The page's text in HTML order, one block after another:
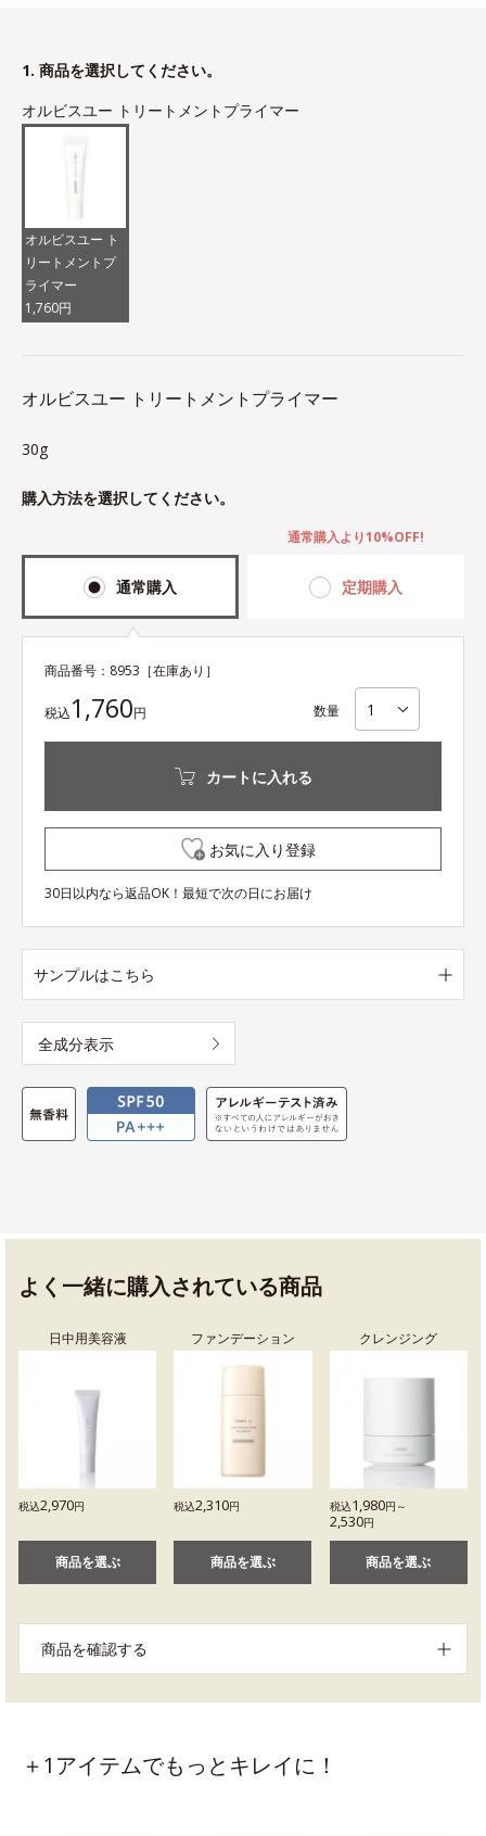
1. 商品を選択してください。
オルビスユー トリートメントプライマー
オルビスユー ト
リートメントプ
ライマー
1,760円
オルビスユー トリートメントプライマー
30g
購入方法を選択してください。
通常購入 定期購入
通常購入より10%OFF!
商品番号： 8953 ［在庫あり］
税込1,760円 数量
カートに入れる
お気に入り登録
30日以内なら返品OK！最短で次の日にお届け
サンプルはこちら
全成分表示
よく一緒に購入されている商品
日中用美容液
税込2,970円
商品を選ぶ
ファンデーション
税込2,310円
商品を選ぶ
クレンジング
税込1,980円～
2,530円
商品を選ぶ
商品を確認する
＋1アイテムでもっとキレイに！